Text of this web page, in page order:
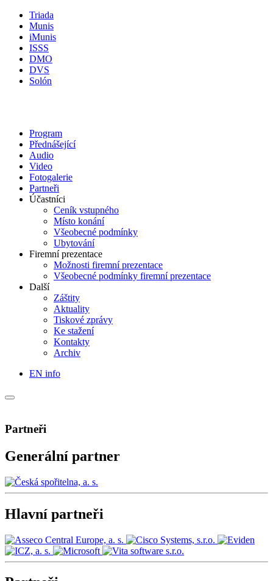
Triada
Munis
iMunis
ISSS
DMO
DVS
Solón
Program
Přednášející
Audio
Video
Fotogalerie
Partneři
Účastníci
Ceník vstupného
Místo konání
Všeobecné podmínky
Ubytování
Firemní prezentace
Možnosti firemní prezentace
Všeobecné podmínky firemní prezentace
Další
Záštity
Aktuality
Tiskové zprávy
Ke stažení
Kontakty
Archiv
EN info
Partneři
Generální partner
Hlavní partneři